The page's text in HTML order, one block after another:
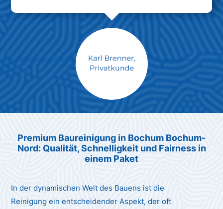
Max Mustermann
Premium Baureinigung in Bochum Bochum-
Nord: Qualität, Schnelligkeit und Fairness in
einem Paket
In der dynamischen Welt des Bauens ist die
Reinigung ein entscheidender Aspekt, der oft